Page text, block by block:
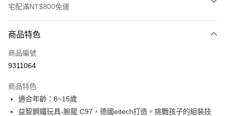
宅配滿NT$800免運
信用卡一次付款
LINE Pay
大哥付你分期
相關說明
商品特色
商品編號
9311064
商品特色
適合年齡：8~15歲
益智鋼鐵玩具-腕龍 C97，德國eitech打造。挑戰孩子的組裝技